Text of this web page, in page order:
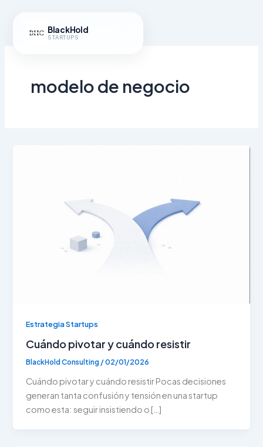
contenido BlackHold
STARTUPS
modelo de negocio
Estrategia Startups
Cuándo pivotar y cuándo resistir
BlackHold Consulting /02/01/2026
Cuándo pivotar y cuándo resistir Pocas decisiones
generan tanta confusión y tensión en una startup
como esta: seguir insistiendo o […]